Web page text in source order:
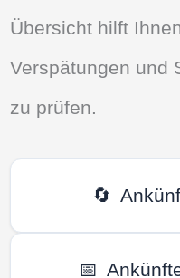
Übersicht hilft
Verspätungen und
zu prüfen.
🔄
📅